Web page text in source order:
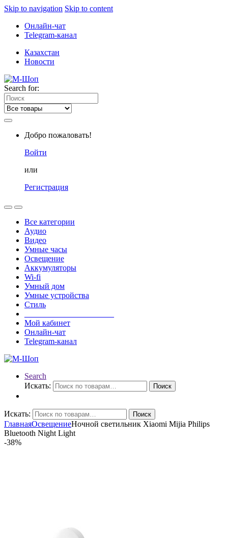
Skip to navigation Skip to content
Онлайн-чат
Telegram-канал
Казахстан
Новости
Search for:
Добро пожаловать!
Войти
или
Регистрация
Все категории
Аудио
Видео
Умные часы
Освещение
Аккумуляторы
Wi-fi
Умный дом
Умные устройства
Стиль
Мой кабинет
Онлайн-чат
Telegram-канал
Search
Искать:
Поиск
Искать: Поиск
ГлавнаяОсвещениеНочной светильник Xiaomi Mijia Philips
Bluetooth Night Light
-38%